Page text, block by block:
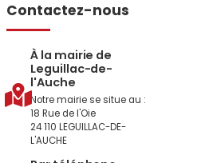
Contactez-nous
À la mairie de
Leguillac-de-
l'Auche
Notre mairie se situe au :
18 Rue de l'Oie
24 110 LEGUILLAC-DE-
L'AUCHE